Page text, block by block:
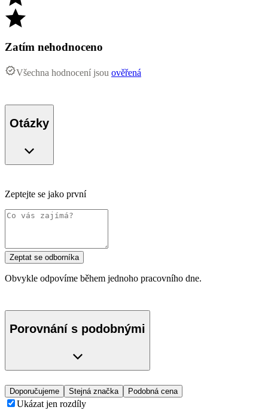
Zatím nehodnoceno
Všechna hodnocení jsou ověřená
Otázky
Zeptejte se jako první
Zeptat se odborníka
Obvykle odpovíme během jednoho pracovního dne.
Porovnání s podobnými
Doporučujeme Stejná značka Podobná cena
Ukázat jen rozdíly